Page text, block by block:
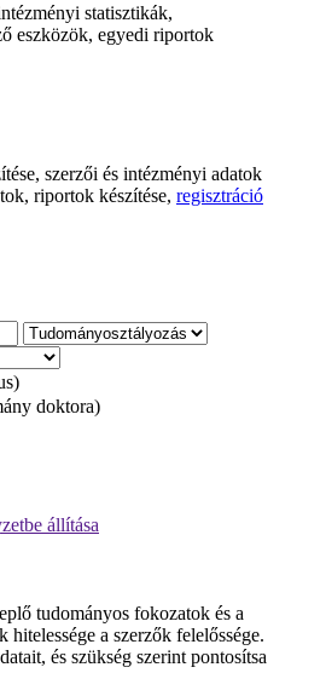
statisztikák,
eszközök, egyedi riportok
szerzői és intézményi adatok
riportok készítése, regisztráció
doktora)
állítása
tudományos fokozatok és a
a szerzők felelőssége.
és szükség szerint pontosítsa